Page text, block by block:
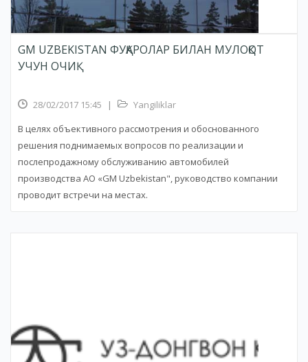
GM UZBEKISTAN ФУҚАРОЛАР БИЛАН МУЛОҚОТ
УЧУН ОЧИҚ
28/02/2017 15:45 |
Yangiliklar
В целях объективного рассмотрения и обоснованного
решения поднимаемых вопросов по реализации и
послепродажному обслуживанию автомобилей
производства АО «GM Uzbekistan", руководство компании
проводит встречи на местах.